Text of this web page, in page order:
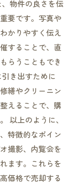
物件の良さを伝
要です。写真や
かりやすく伝え
することで、直
らうこともでき
き出すために
繕やクリーニン
えることで、購
以上のように、
特徴的なポイン
撮影、内覧会を
ます。これらを
価格で売却する